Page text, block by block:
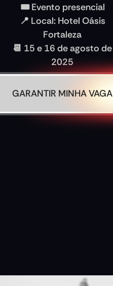
🎟️ Evento presencial
📍 Local: Hotel Oásis
Fortaleza
📆 15 e 16 de agosto de
2025
GARANTIR MINHA VAGA